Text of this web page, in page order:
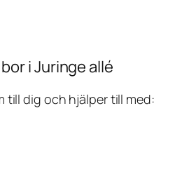
i Juringe allé
till dig och hjälper till med: